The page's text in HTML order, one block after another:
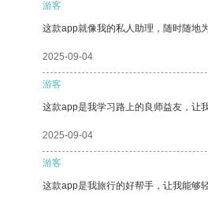
游客
这款app就像我的私人助理，随时随地
2025-09-04
游客
这款app是我学习路上的良师益友，让
2025-09-04
游客
这款app是我旅行的好帮手，让我能够